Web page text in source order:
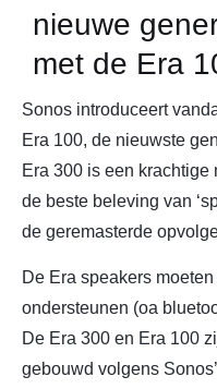
nieuwe
met de Era
Sonos introduceert
Era 100, de nieuwste
Era 300 is een
de beste beleving van
de geremasterde
De Era speakers
ondersteunen (oa
De Era 300 en Era 100
gebouwd volgens